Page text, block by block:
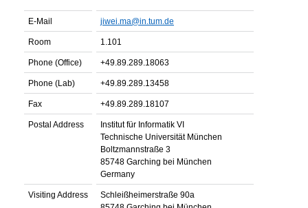
E-Mail jiwei.ma@in.tum.de
Room 1.101
Phone (Office) +49.89.289.18063
Phone (Lab) +49.89.289.13458
Fax +49.89.289.18107
Postal Address
Institut für Informatik VI
Technische Universität München
Boltzmannstraße 3
85748 Garching bei München
Germany
Visiting Address
Schleißheimerstraße 90a